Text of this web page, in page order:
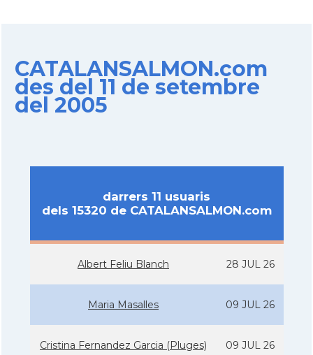
CATALANSALMON.com
des del 11 de setembre
del 2005
darrers 11 usuaris
dels 15320 de CATALANSALMON.com
Albert Feliu Blanch 28 JUL 26
Maria Masalles 09 JUL 26
Cristina Fernandez Garcia (Pluges) 09 JUL 26